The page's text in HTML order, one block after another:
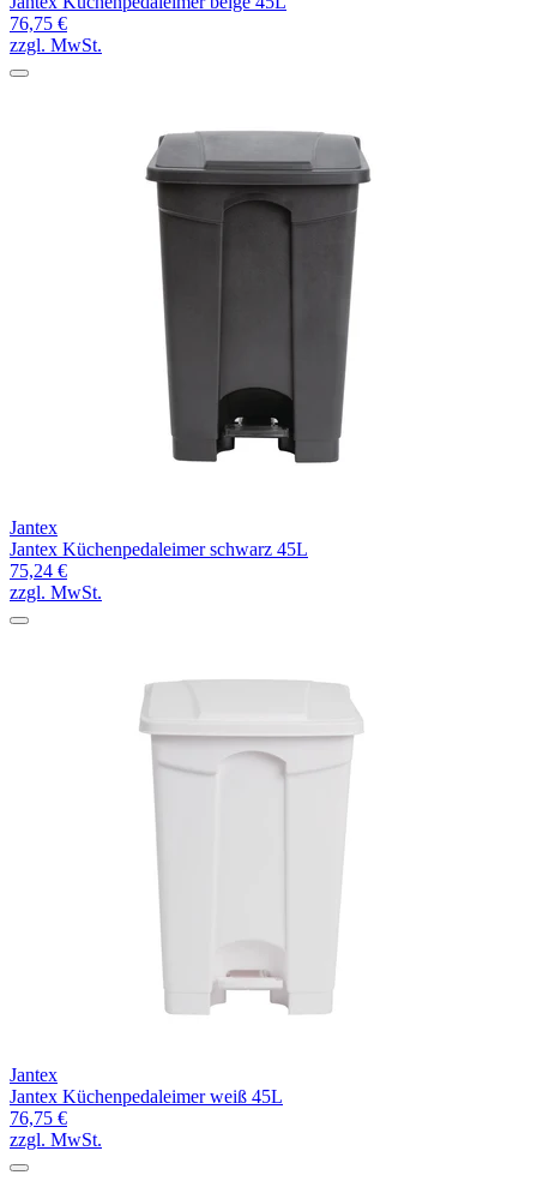
76,75 €
zzgl. MwSt.
Jantex
Jantex Küchenpedaleimer schwarz 45L
75,24 €
zzgl. MwSt.
Jantex
Jantex Küchenpedaleimer weiß 45L
76,75 €
zzgl. MwSt.